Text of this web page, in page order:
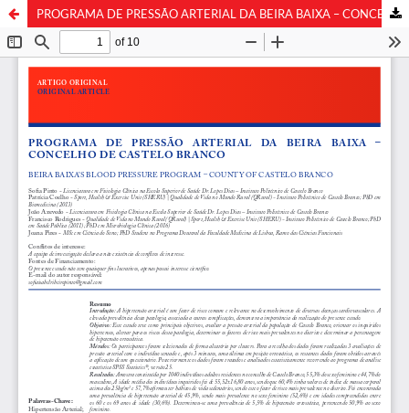
PROGRAMA DE PRESSÃO ARTERIAL DA BEIRA BAIXA – CONCELHO DE CASTELO BRANCO